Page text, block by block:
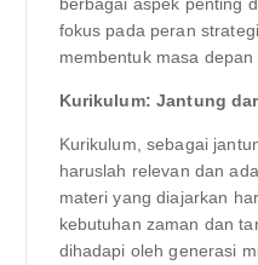
fokus pada peran
membentuk masa depan
Kurikulum: Jantung
Kurikulum, sebagai
haruslah relevan dan
materi yang diajarkan
kebutuhan zaman dan
dihadapi oleh generasi